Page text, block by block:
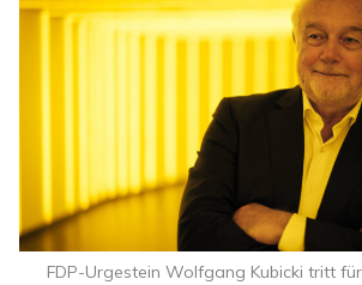
FDP-Urgestein Wolfgang Kubicki tritt